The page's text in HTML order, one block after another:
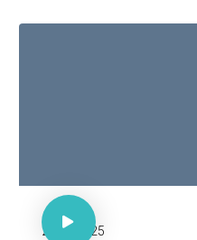
30 minuuttia

20.10.2025